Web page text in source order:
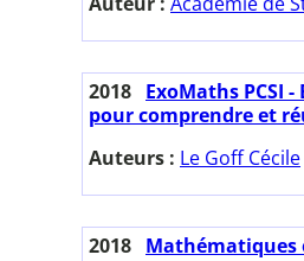
2018 ExoMaths PCSI
pour comprendre et
Auteurs : Le Goff Cécile
2018 Mathématiques